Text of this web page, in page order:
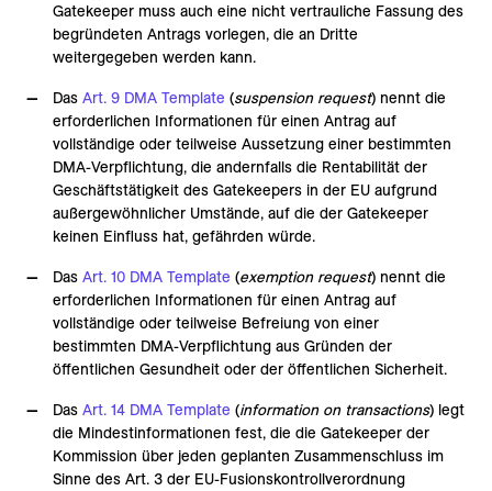
Gatekeeper muss auch eine nicht vertrauliche Fassung des
begründeten Antrags vorlegen, die an Dritte
weitergegeben werden kann.
Das Art. 9 DMA Template (suspension request) nennt die
erforderlichen Informationen für einen Antrag auf
vollständige oder teilweise Aussetzung einer bestimmten
DMA-Verpflichtung, die andernfalls die Rentabilität der
Geschäftstätigkeit des Gatekeepers in der EU aufgrund
außergewöhnlicher Umstände, auf die der Gatekeeper
keinen Einfluss hat, gefährden würde.
Das Art. 10 DMA Template (exemption request) nennt die
erforderlichen Informationen für einen Antrag auf
vollständige oder teilweise Befreiung von einer
bestimmten DMA-Verpflichtung aus Gründen der
öffentlichen Gesundheit oder der öffentlichen Sicherheit.
Das Art. 14 DMA Template (information on transactions) legt
die Mindestinformationen fest, die die Gatekeeper der
Kommission über jeden geplanten Zusammenschluss im
Sinne des Art. 3 der EU-Fusionskontrollverordnung